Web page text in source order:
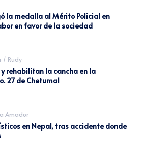
la medalla al Mérito Policial en
en favor de la sociedad
/ Rudy
rehabilitan la cancha en la
27 de Chetumal
Amador
en Nepal, tras accidente donde